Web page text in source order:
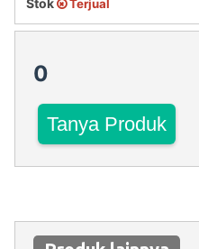
Stok Terjual
0
Tanya Produk